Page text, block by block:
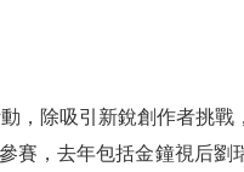
，除吸引新銳創作者挑
賽，去年包括金鐘視后